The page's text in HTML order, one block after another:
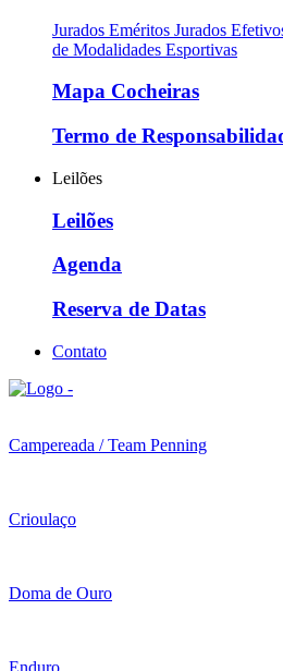
Jurados Eméritos Jurados
de Modalidades Esportivas
Mapa Cocheiras
Termo de
Leilões
Leilões
Agenda
Reserva de Datas
Contato
Campereada / Team Penning
Crioulaço
Doma de Ouro
Enduro